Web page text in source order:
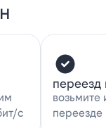
с
переезд
возьмите
переезде